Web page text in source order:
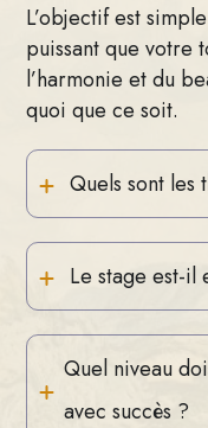
L’objectif est
puissant que votre
l’harmonie et du
quoi que ce soit.
Quels sont les
Le stage est-il
Quel niveau
avec succès ?